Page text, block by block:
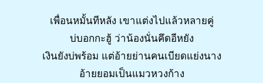
เพื่อนหมั้นทีหลัง เขาแต่งไปแล้วหลายคู่
บ่บอกกะฮู้ ว่าน้องนั่นคึดอีหยัง
เงินยังบ่พร้อม แต่อ้ายย่านคนเบียดแย่งนาง
อ้ายยอมเป็นแมวหวงก้าง